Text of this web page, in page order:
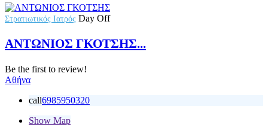
Στρατιωτικός Ιατρός Day Off
ΑΝΤΩΝΙΟΣ ΓΚΟΤΣΗΣ...
Be the first to review!
Αθήνα
call6985950320
Show Map